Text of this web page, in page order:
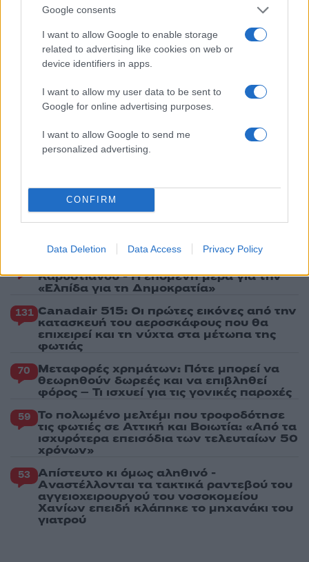
Google consents
I want to allow Google to enable storage
related to advertising like cookies on web or
device identifiers in apps.
I want to allow my user data to be sent to
Google for online advertising purposes.
I want to allow Google to send me
personalized advertising.
CONFIRM
Data Deletion Data Access Privacy Policy
Στα Χανιά για ολιγοήμερες διακοπές ο
Κυριάκος Μητσοτάκης με την σύζυγό του
Μαρέβα
Marfin: Η 46χρονη πήρε προθεσμία για να
απολογηθεί την Τρίτη – «Είναι αθώα,
συμμετείχε στη διαδήλωση όπως και
100.000 άτομα»
Η βαθμολογία της UEFA μετά την ήττα του
ΠΑΟΚ από την Άντερλεχτ
Σαντορίνη
Καρυστιανού - Η επόμενη μέρα για την
«Ελπίδα για τη Δημοκρατία»
131 Canadair 515: Οι πρώτες εικόνες από την
κατασκευή του αεροσκάφους που θα
επιχειρεί και τη νύχτα στα μέτωπα της
φωτιάς
70 Μεταφορές χρημάτων: Πότε μπορεί να
θεωρηθούν δωρεές και να επιβληθεί
φόρος – Τι ισχυεί για τις γονικές παροχές
59 Το πολωμένο μελτέμι που τροφοδότησε
τις φωτιές σε Αττική και Βοιωτία: «Από τα
ισχυρότερα επεισόδια των τελευταίων 50
χρόνων»
53 Απίστευτο κι όμως αληθινό -
Aναστέλλονται τα τακτικά ραντεβού του
αγγειοχειρουργού του νοσοκομείου
Χανίων επειδή κλάπηκε το μηχανάκι του
γιατρού